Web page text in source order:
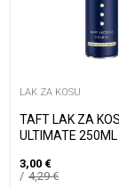
LAK ZA KOSU
TAFT LAK ZA
ULTIMATE 250ML
3,00 €
4,29€